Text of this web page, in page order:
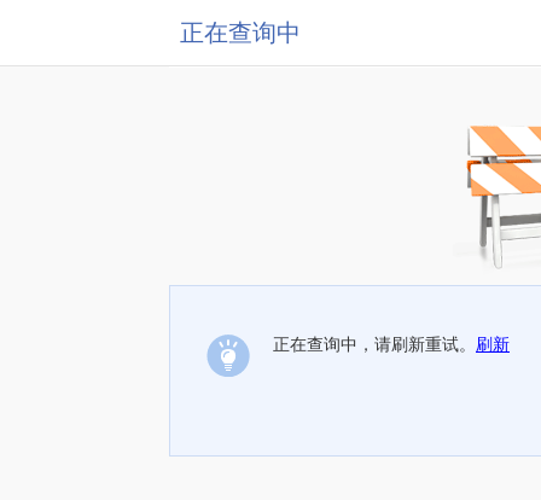
正在查询中
正在查询中，请刷新重试。 刷新